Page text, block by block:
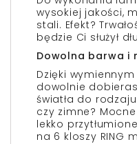
wysokiej jakości,
stali. Efekt?
będzie Ci służył
Dowolna barwa i
Dzięki
dowolnie
światła do
czy zimne?
lekko
na 6 kloszy RING